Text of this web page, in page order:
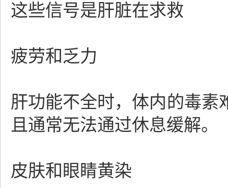
这些信号是肝脏在求救
疲劳和乏力
肝功能不全时，体内的毒素
且通常无法通过休息缓解。
皮肤和眼睛黄染